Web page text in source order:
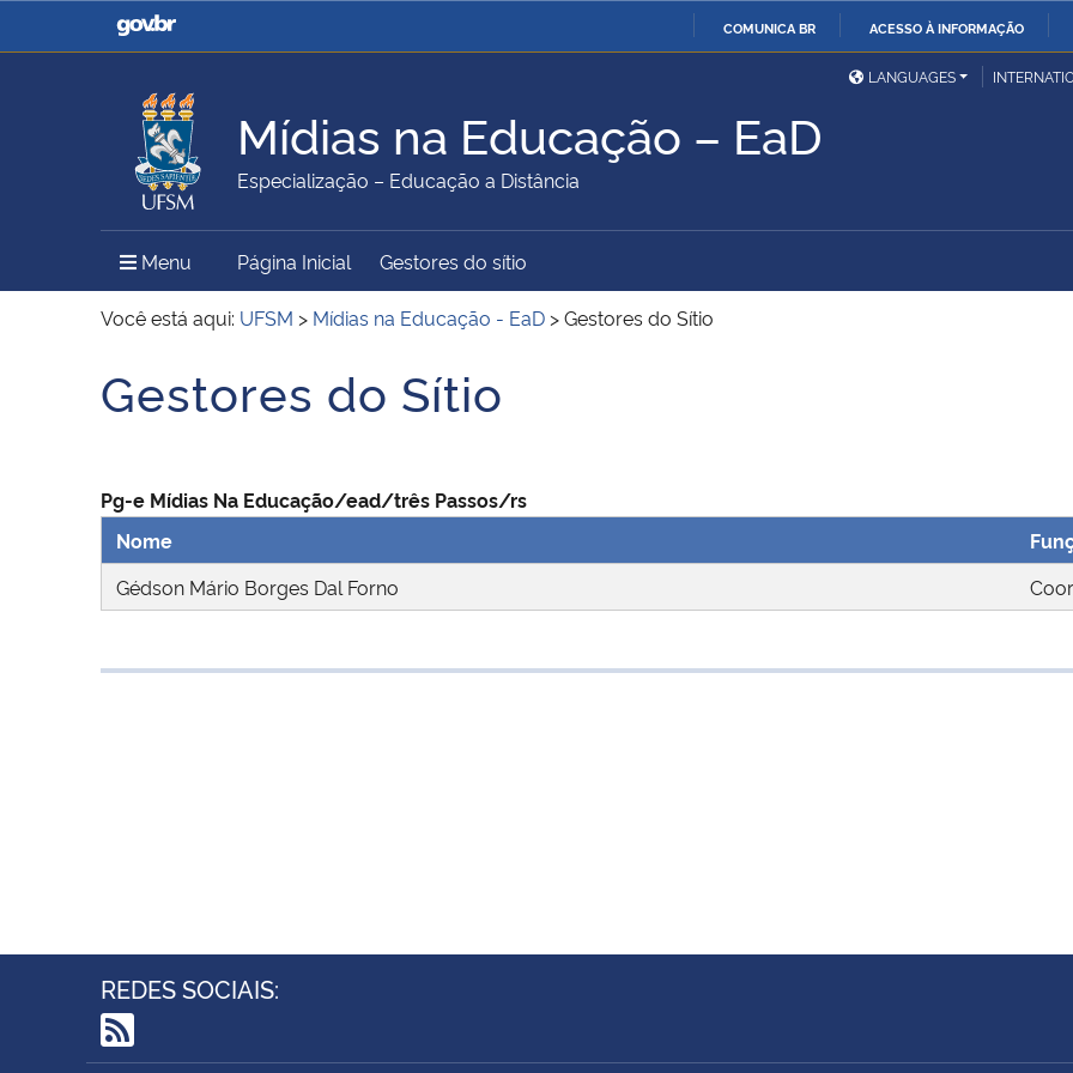
O
COMUNICA BR ACESSO À INFORMAÇÃO
Casa Civil
Ministério da Justiça e
Ministério da Defesa
Ministério das Relações
Exteriores
Ministério da Agricultura,
Pecuária e Abastecimento
Ministério da Educação Ministério da Cidadania Ministério da Saúde
Ministério do Meio Ambiente Ministério do Turismo
Desenvolvimento Regional
Secretaria de Governo
Gabinete de Segurança
LANGUAGES
Mídias na Educação – EaD
Especialização – Educação a Distância
Menu Menu Principal do Sítio
Página Inicial Gestores do sítio
Você está aqui: UFSM > Mídias na Educação - EaD >Gestores do Sítio
Início do conteúdo
Gestores do Sítio
Pg-e Mídias Na Educação/ead/três Passos/rs
Nome
Gédson Mário Borges Dal Forno
REDES SOCIAIS: